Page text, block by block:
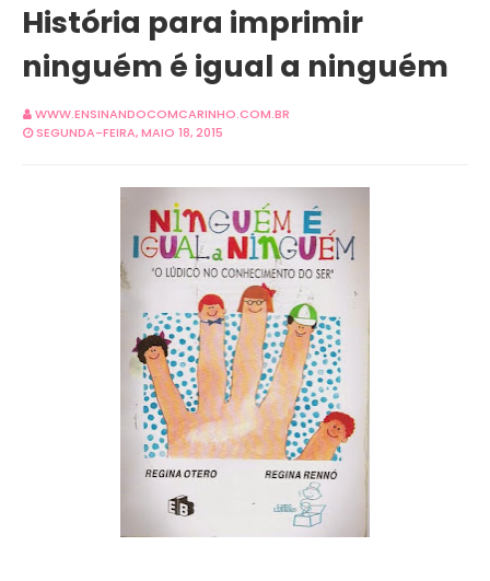
História para imprimir
ninguém é igual a ninguém
WWW.ENSINANDOCOMCARINHO.COM.BR
SEGUNDA-FEIRA, MAIO 18, 2015